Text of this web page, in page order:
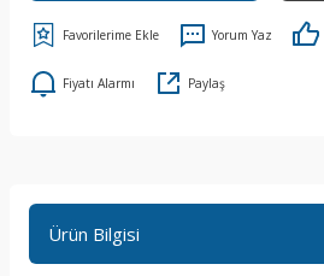
Yorum Yaz
Fiyatı Alarmı Paylaş
Ürün Bilgisi